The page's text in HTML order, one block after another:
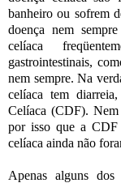
banheiro ou sofrem
doença nem
celíaca
gastrointestinais,
nem sempre. Na
celíaca tem
Celíaca (CDF). Nem
por isso que a CDF
celíaca ainda não
Apenas alguns